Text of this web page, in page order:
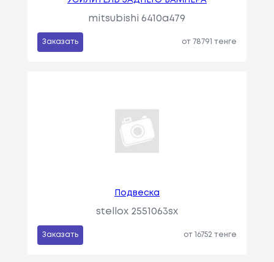
mitsubishi 6410a479
Заказать от 78791 тенге
Подвеска
stellox 2551063sx
Заказать от 16752 тенге